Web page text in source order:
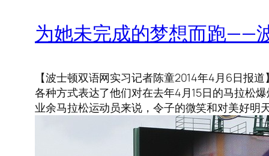
为她未完成的梦想而跑——
【波士顿双语网实习记者陈童2014年4月6日报
各种方式表达了他们对在去年4月15日的马拉松
业余马拉松运动员来说，令子的微笑和对美好明